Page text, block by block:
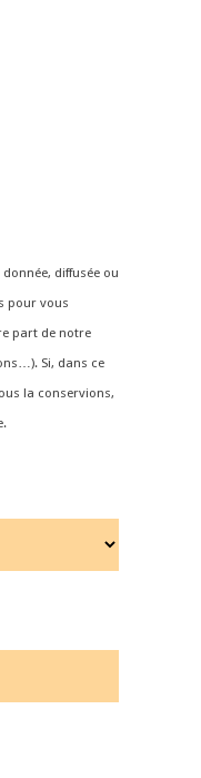
diffusée ou
pour vous
part de notre
Si, dans ce
la conservions,